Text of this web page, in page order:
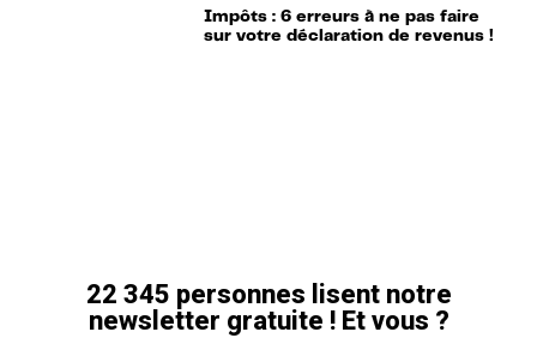
Impôts : 6 erreurs à ne pas faire
sur votre déclaration de revenus !
22 345 personnes lisent notre
newsletter gratuite ! Et vous ?